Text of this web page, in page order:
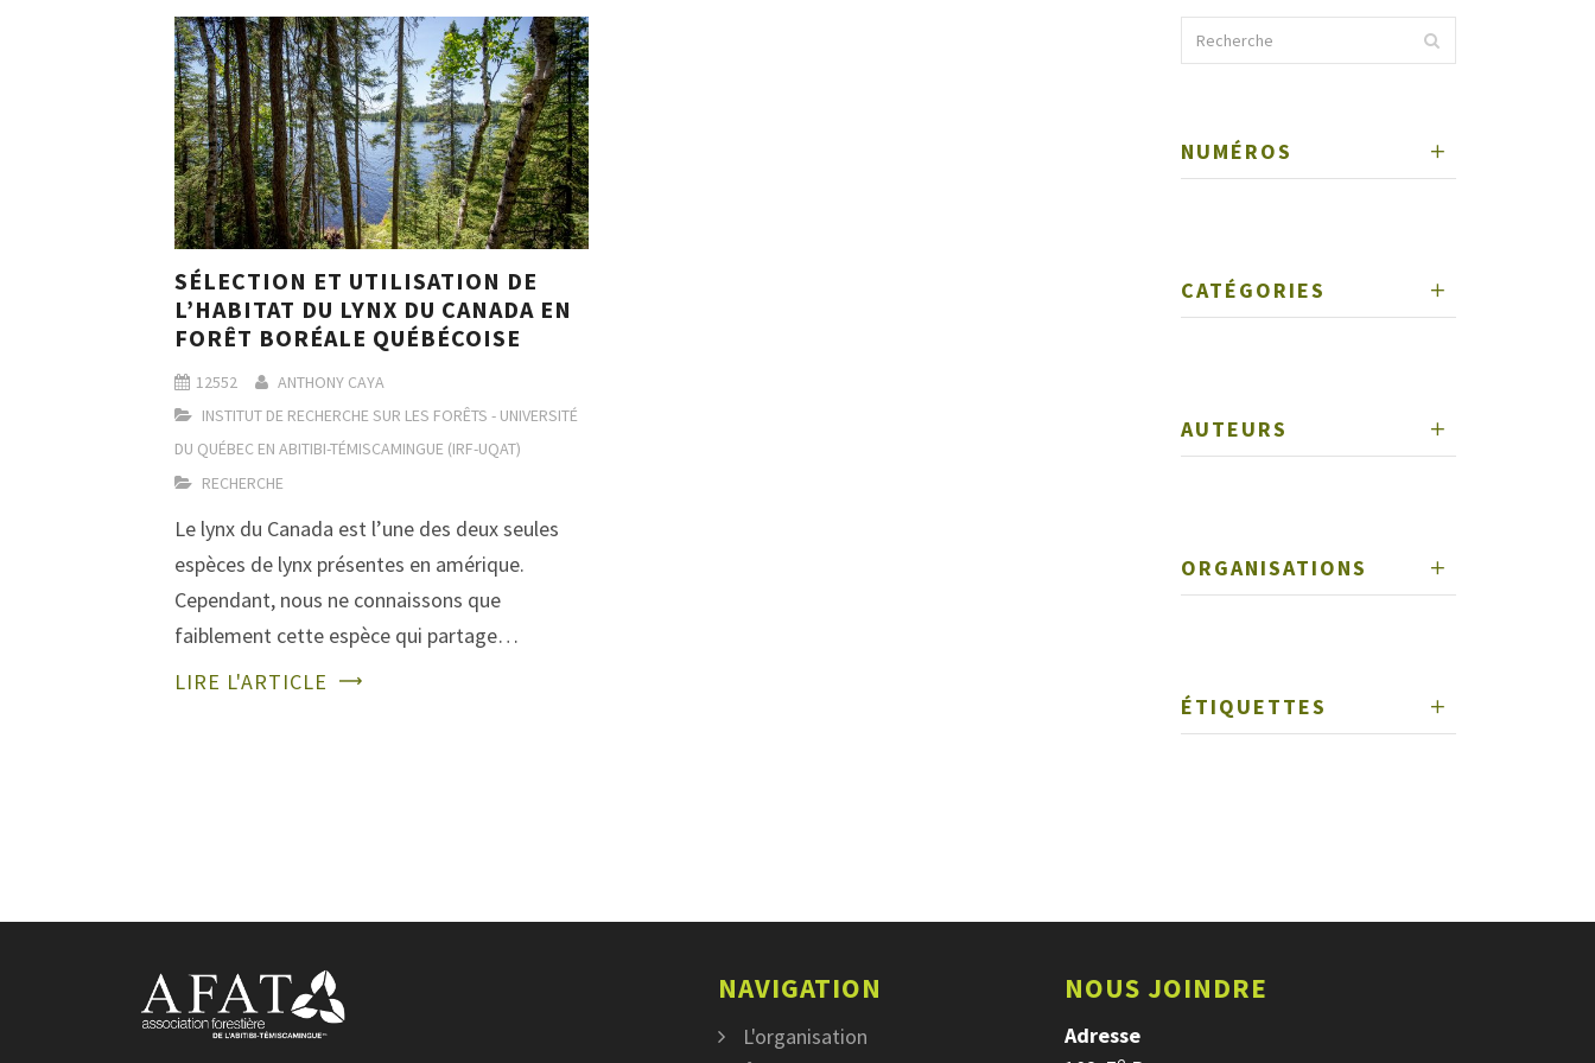
SÉLECTION ET UTILISATION DE
L’HABITAT DU LYNX DU CANADA EN
FORÊT BORÉALE QUÉBÉCOISE
12552
ANTHONY CAYA
INSTITUT DE RECHERCHE SUR LES FORÊTS - UNIVERSITÉ
DU QUÉBEC EN ABITIBI-TÉMISCAMINGUE (IRF-UQAT)
RECHERCHE
Le lynx du Canada est l’une des deux seules
espèces de lynx présentes en amérique.
Cependant, nous ne connaissons que
faiblement cette espèce qui partage…
LIRE L'ARTICLE
NUMÉROS
CATÉGORIES
AUTEURS
ORGANISATIONS
ÉTIQUETTES
NAVIGATION
L'organisation
NOUS JOINDRE
Adresse